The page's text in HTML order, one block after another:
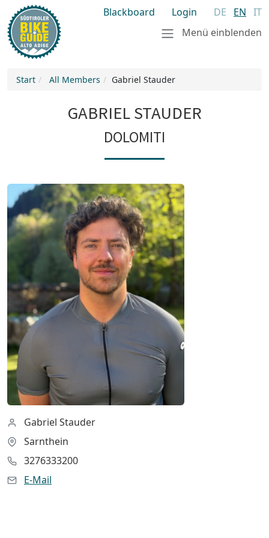
Blackboard Login DE EN IT
Menü einblenden
Start All Members Gabriel Stauder
GABRIEL STAUDER
DOLOMITI
Gabriel Stauder
Sarnthein
3276333200
E-Mail